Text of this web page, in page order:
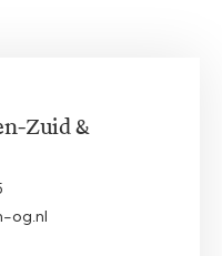
Zuid &
og.nl